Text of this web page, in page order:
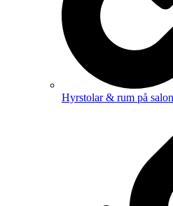
Hyrstolar & rum på